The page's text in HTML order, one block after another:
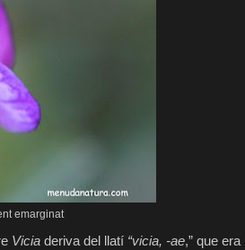
emarginat
Vicia deriva del llatí “vicia, -ae,” que era